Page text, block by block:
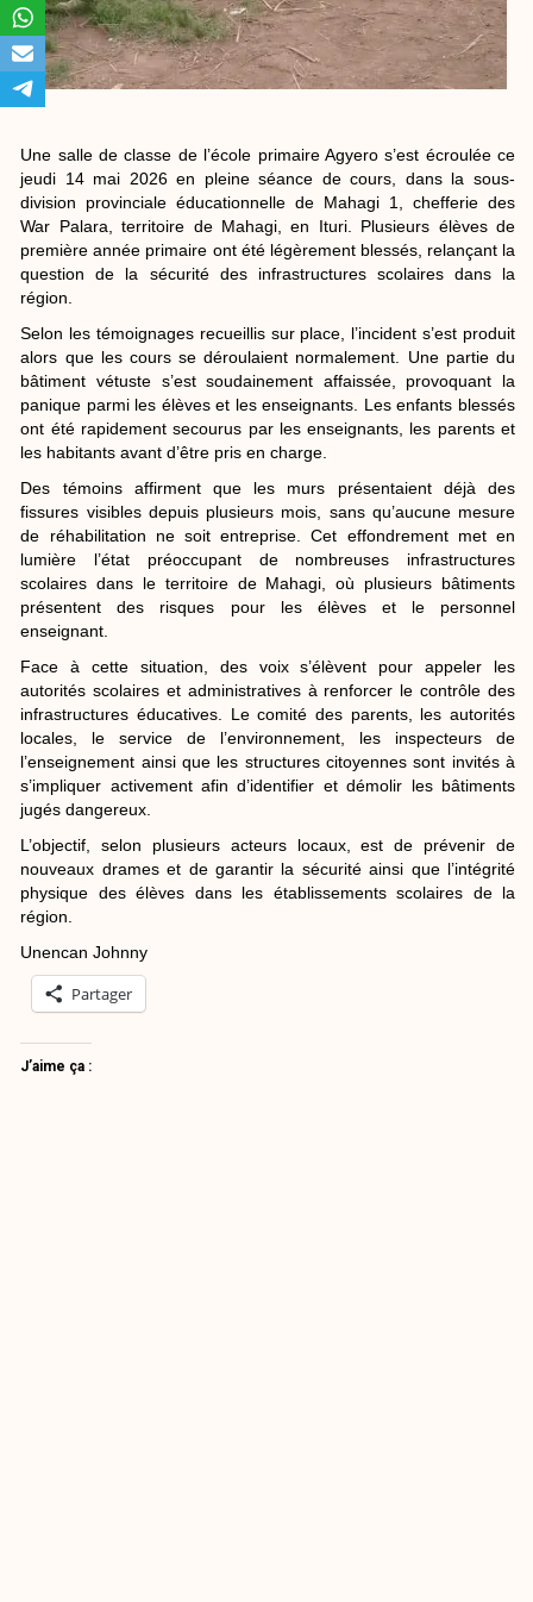
Une salle de classe de l’école primaire Agyero s’est écroulée ce
jeudi 14 mai 2026 en pleine séance de cours, dans la sous-
division provinciale éducationnelle de Mahagi 1, chefferie des
War Palara, territoire de Mahagi, en Ituri. Plusieurs élèves de
première année primaire ont été légèrement blessés, relançant la
question de la sécurité des infrastructures scolaires dans la
région.
Selon les témoignages recueillis sur place, l’incident s’est produit
alors que les cours se déroulaient normalement. Une partie du
bâtiment vétuste s’est soudainement affaissée, provoquant la
panique parmi les élèves et les enseignants. Les enfants blessés
ont été rapidement secourus par les enseignants, les parents et
les habitants avant d’être pris en charge.
Des témoins affirment que les murs présentaient déjà des
fissures visibles depuis plusieurs mois, sans qu’aucune mesure
de réhabilitation ne soit entreprise. Cet effondrement met en
lumière l’état préoccupant de nombreuses infrastructures
scolaires dans le territoire de Mahagi, où plusieurs bâtiments
présentent des risques pour les élèves et le personnel
enseignant.
Face à cette situation, des voix s’élèvent pour appeler les
autorités scolaires et administratives à renforcer le contrôle des
infrastructures éducatives. Le comité des parents, les autorités
locales, le service de l’environnement, les inspecteurs de
l’enseignement ainsi que les structures citoyennes sont invités à
s’impliquer activement afin d’identifier et démolir les bâtiments
jugés dangereux.
L’objectif, selon plusieurs acteurs locaux, est de prévenir de
nouveaux drames et de garantir la sécurité ainsi que l’intégrité
physique des élèves dans les établissements scolaires de la
région.
Unencan Johnny
Partager
J’aime ça :